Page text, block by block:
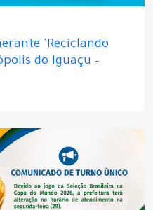
"Reciclando
do Iguaçu –